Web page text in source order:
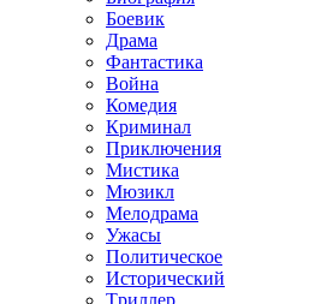
Боевик
Драма
Фантастика
Война
Комедия
Криминал
Приключения
Мистика
Мюзикл
Мелодрама
Ужасы
Политическое
Исторический
Tриллер